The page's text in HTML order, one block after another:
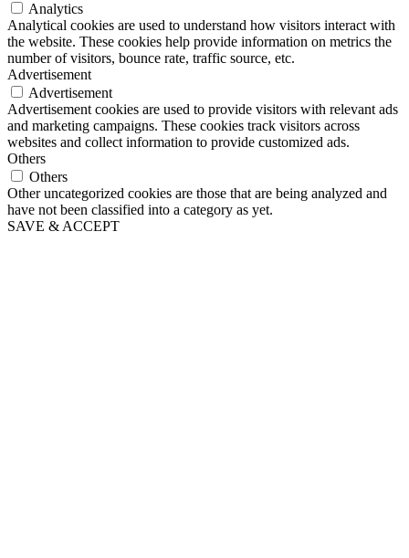
Analytics
Analytical cookies are used to understand how visitors interact with
the website. These cookies help provide information on metrics the
number of visitors, bounce rate, traffic source, etc.
Advertisement
Advertisement
Advertisement cookies are used to provide visitors with relevant ads
and marketing campaigns. These cookies track visitors across
websites and collect information to provide customized ads.
Others
Others
Other uncategorized cookies are those that are being analyzed and
have not been classified into a category as yet.
SAVE & ACCEPT